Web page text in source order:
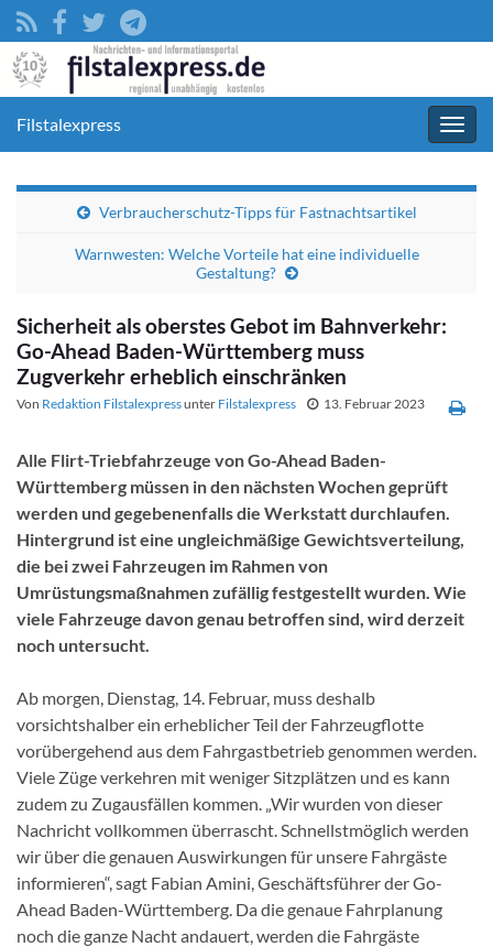
Filstalexpress
Verbraucherschutz-Tipps für Fastnachtsartikel
Warnwesten: Welche Vorteile hat eine individuelle
Gestaltung?
Sicherheit als oberstes Gebot im Bahnverkehr:
Go-Ahead Baden-Württemberg muss
Zugverkehr erheblich einschränken
Von Redaktion Filstalexpressunter Filstalexpress 13. Februar 2023
Alle Flirt-Triebfahrzeuge von Go-Ahead Baden-
Württemberg müssen in den nächsten Wochen geprüft
werden und gegebenenfalls die Werkstatt durchlaufen.
Hintergrund ist eine ungleichmäßige Gewichtsverteilung,
die bei zwei Fahrzeugen im Rahmen von
Umrüstungsmaßnahmen zufällig festgestellt wurden. Wie
viele Fahrzeuge davon genau betroffen sind, wird derzeit
noch untersucht.
Ab morgen, Dienstag, 14. Februar, muss deshalb
vorsichtshalber ein erheblicher Teil der Fahrzeugflotte
vorübergehend aus dem Fahrgastbetrieb genommen werden.
Viele Züge verkehren mit weniger Sitzplätzen und es kann
zudem zu Zugausfällen kommen. „Wir wurden von dieser
Nachricht vollkommen überrascht. Schnellstmöglich werden
wir über die genauen Auswirkungen für unsere Fahrgäste
informieren“, sagt Fabian Amini, Geschäftsführer der Go-
Ahead Baden-Württemberg. Da die genaue Fahrplanung
noch die ganze Nacht andauert, werden die Fahrgäste